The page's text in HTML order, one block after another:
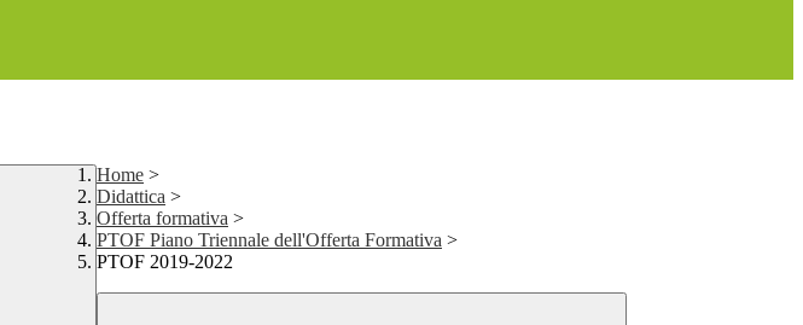
Home >
Didattica >
Offerta formativa >
PTOF Piano Triennale dell'Offerta Formativa >
PTOF 2019-2022